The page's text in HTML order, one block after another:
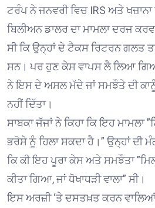
ਟਰੰਪ ਨੇ ਜਨਵਰੀ ਵਿਚ IRS ਅਤੇ ਖਜ਼ਾਨਾ
ਬਿਲੀਅਨ ਡਾਲਰ ਦਾ ਮਾਮਲਾ ਦਰਜ
ਸੀ ਕਿ ਉਨ੍ਹਾਂ ਦੇ ਟੈਕਸ ਰਿਟਰਨ ਗਲਤ
ਸਨ। ਪਰ ਹੁਣ ਕੇਸ ਵਾਪਸ ਲੈ ਲਿਆ
ਨੇ ਇਸ ਦੇ ਅਸਲ ਮੱਦੇ ਜਾਂ ਸਮਝੌਤੇ ਦੀ
ਨਹੀਂ ਦਿੱਤਾ।
ਸਾਬਕਾ ਜੱਜਾਂ ਨੇ ਕਿਹਾ ਕਿ ਇਹ ਮਾਮਲਾ
ਭਰੋਸੇ ਨੂੰ ਹਿਲਾ ਸਕਦਾ ਹੈ।” ਉਨ੍ਹਾਂ ਦੀ
ਕਿ ਕੀ ਇਹ ਪੂਰਾ ਕੇਸ ਅਤੇ ਸਮਝੌਤਾ
ਕੀਤਾ ਗਿਆ, ਜਾਂ ਧੋਖਾਧੜੀ ਵਾਲਾ” ਸੀ।
ਇਸ ਅਰਜ਼ੀ ‘ਤੇ ਦਸਤਖ਼ਤ ਕਰਨ